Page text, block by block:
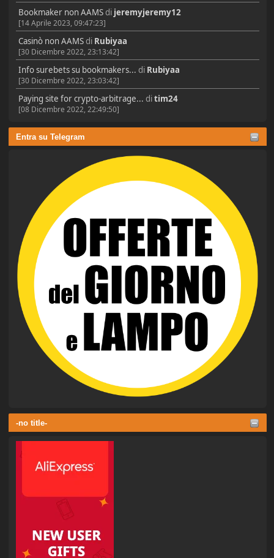
Bookmaker non AAMSdi jeremyjeremy12
[14 Aprile 2023, 09:47:23]
Casinò non AAMSdi Rubiyaa
[30 Dicembre 2022, 23:13:42]
Info surebets su bookmakers... di Rubiyaa
[30 Dicembre 2022, 23:03:42]
Paying site for crypto-arbitrage... ditim24
[08 Dicembre 2022, 22:49:50]
Entra su Telegram
-no title-